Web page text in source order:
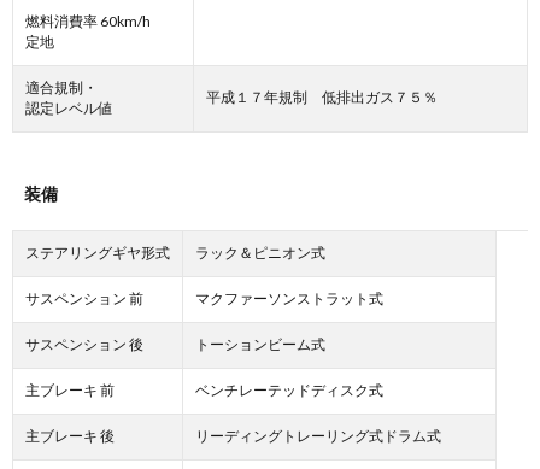
燃料消費率 60km/h
定地
適合規制・
認定レベル値
平成１７年規制 低排出ガス７５％
装備
ステアリングギヤ形式 ラック＆ピニオン式
サスペンション 前 マクファーソンストラット式
サスペンション 後 トーションビーム式
主ブレーキ 前 ベンチレーテッドディスク式
主ブレーキ 後 リーディングトレーリング式ドラム式